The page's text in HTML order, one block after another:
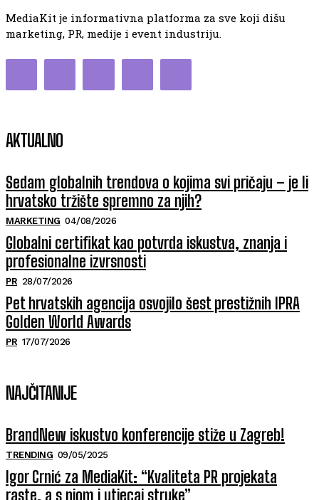
MediaKit je informativna platforma za sve koji dišu
marketing, PR, medije i event industriju.
AKTUALNO
Sedam globalnih trendova o kojima svi pričaju – je li
hrvatsko tržište spremno za njih?
MARKETING 04/08/2026
Globalni certifikat kao potvrda iskustva, znanja i
profesionalne izvrsnosti
PR 28/07/2026
Pet hrvatskih agencija osvojilo šest prestižnih IPRA
Golden World Awards
PR 17/07/2026
NAJČITANIJE
BrandNew iskustvo konferencije stiže u Zagreb!
TRENDING 09/05/2025
Igor Crnić za MediaKit: “Kvaliteta PR projekata
raste, a s njom i utjecaj struke”